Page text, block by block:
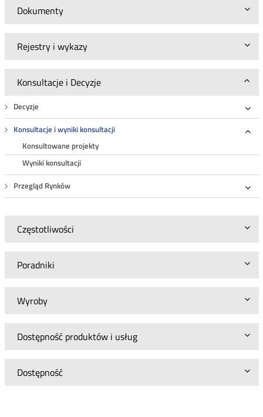
Dokumenty
Rejestry i wykazy
Konsultacje i Decyzje
Decyzje
Konsultacje i wyniki konsultacji
Konsultowane projekty
Wyniki konsultacji
Przegląd Rynków
Częstotliwości
Poradniki
Wyroby
Dostępność produktów i usług
Dostępność